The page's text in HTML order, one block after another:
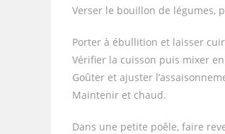
Verser le bouillon de légumes,
Porter à ébullition et laisser
Vérifier la cuisson puis mixer
Goûter et ajuster
Maintenir et chaud.
Dans une petite poêle, faire